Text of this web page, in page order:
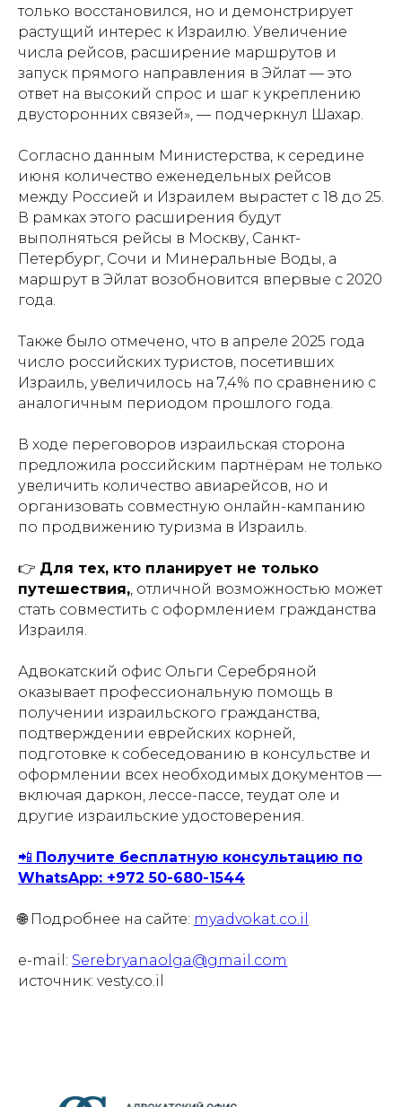
только восстановился, но и демонстрирует
растущий интерес к Израилю. Увеличение
числа рейсов, расширение маршрутов и
запуск прямого направления в Эйлат — это
ответ на высокий спрос и шаг к укреплению
двусторонних связей», — подчеркнул Шахар.
Согласно данным Министерства, к середине
июня количество еженедельных рейсов
между Россией и Израилем вырастет с 18 до 25.
В рамках этого расширения будут
выполняться рейсы в Москву, Санкт-
Петербург, Сочи и Минеральные Воды, а
маршрут в Эйлат возобновится впервые с 2020
года.
Также было отмечено, что в апреле 2025 года
число российских туристов, посетивших
Израиль, увеличилось на 7,4% по сравнению с
аналогичным периодом прошлого года.
В ходе переговоров израильская сторона
предложила российским партнёрам не только
увеличить количество авиарейсов, но и
организовать совместную онлайн-кампанию
по продвижению туризма в Израиль.
👉 Для тех, кто планирует не только
путешествия,, отличной возможностью может
стать совместить с оформлением гражданства
Израиля.
Адвокатский офис Ольги Серебряной
оказывает профессиональную помощь в
получении израильского гражданства,
подтверждении еврейских корней,
подготовке к собеседованию в консульстве и
оформлении всех необходимых документов —
включая даркон, лессе-пассе, теудат оле и
другие израильские удостоверения.
📲 Получите бесплатную консультацию по
WhatsApp: +972 50-680-1544
🌐 Подробнее на сайте: myadvokat.co.il
e-mail: Serebryanaolga@gmail.com
источник: vesty.co.il